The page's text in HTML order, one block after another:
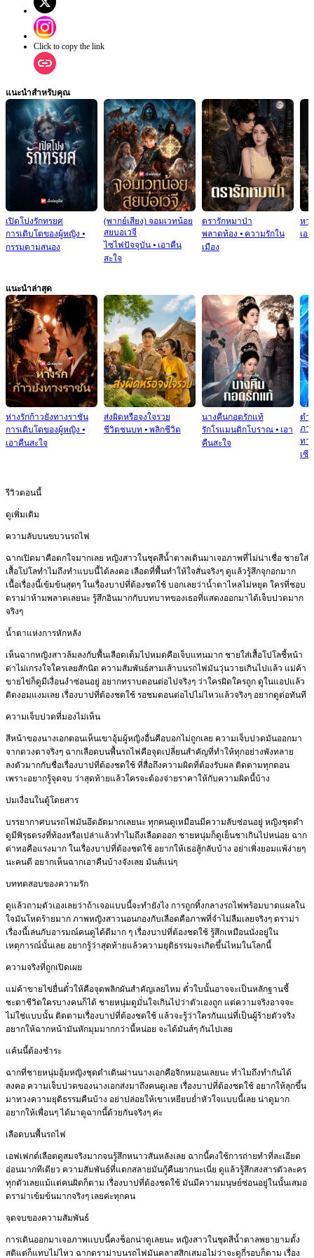
Click to copy the link
แนะนำสำหรับคุณ
เปิดโปงรักทรยศ
การเติบโตของผู้หญิง ⦁
กรรมตามสนอง
(พากย์เสียง) จอมเวทน้อย
สยบอเวจี
ไซไฟปัจจุบัน⦁ เอาคืน
สะใจ
ตรารักหมาป่า
พลาดท้อง ⦁ ความรักใน
เมือง
หว
เอ
แนะนำล่าสุด
ห่างรักก้าวยังทางราชัน
การเติบโตของผู้หญิง ⦁
เอาคืนสะใจ
ส่งผิดหรือจงใจรวย
ชีวิตชนบท⦁ พลิกชีวิต
นางคืนกอดรักแท้
รักโรแมนติกโบราณ⦁ เอา
คืนสะใจ
ตำ
ภา
ทา
เซี
รีวิวตอนนี้
ดูเพิ่มเติม
ความลับบนขบวนรถไฟ
ฉากเปิดมาคือตกใจมากเลย หญิงสาวในชุดสีน้ำตาลเดินมาเจอภาพที่ไม่น่าเชื่อ ชายใส่
เสื้อโปโลทำไมถึงทำแบบนี้ได้ลงคอ เลือดที่พื้นทำให้ใจสั่นจริงๆ ดูแล้วรู้สึกจุกอกมาก
เนื้อเรื่องนี้เข้มข้นสุดๆ ในเรื่องบาปที่ต้องชดใช้ บอกเลยว่าน้ำตาไหลไม่หยุด ใครที่ชอบ
ดราม่าห้ามพลาดเลยนะ รู้สึกอินมากกับบทบาทของเธอที่แสดงออกมาได้เจ็บปวดมาก
จริงๆ
น้ำตาแห่งการหักหลัง
เห็นฉากหญิงสาวล้มลงกับพื้นเลือดเต็มไปหมดคือเจ็บแทนมาก ชายใส่เสื้อโปโลชี้หน้า
ด่าไม่เกรงใจใครเลยสักนิด ความสัมพันธ์สามเส้าบนรถไฟมันวุ่นวายเกินไปแล้ว แม่ค้า
ขายไข่ก็ดูมีเงื่อนงำซ่อนอยู่ อยากทราบตอนต่อไปจริงๆ ว่าใครผิดใครถูก ดูในแอปแล้ว
ติดงอมแงมเลย เรื่องบาปที่ต้องชดใช้ รอชมตอนต่อไปไม่ไหวแล้วจริงๆ อยากดูต่อทันที
ความเจ็บปวดที่มองไม่เห็น
สีหน้าของนางเอกตอนเห็นเขาอุ้มผู้หญิงอื่นคือบอกไม่ถูกเลย ความเจ็บปวดมันออกมา
จากดวงตาจริงๆ ฉากเลือดบนพื้นรถไฟคือจุดเปลี่ยนสำคัญที่ทำให้ทุกอย่างพังทลาย
ลงตัวมากกับชื่อเรื่องบาปที่ต้องชดใช้ ที่สื่อถึงความผิดที่ต้องรับผล ติดตามทุกตอน
เพราะอยากรู้จุดจบ ว่าสุดท้ายแล้วใครจะต้องจ่ายราคาให้กับความผิดนี้บ้าง
ปมเงื่อนในตู้โดยสาร
บรรยากาศบนรถไฟมันอึดอัดมากเลยนะ ทุกคนดูเหมือนมีความลับซ่อนอยู่ หญิงชุดดำ
ดูมีพิรุธตรงที่ท้องหรือเปล่าแล้วทำไมถึงเลือดออก ชายหนุ่มก็ดูเย็นชาเกินไปหน่อย ฉาก
ด่าทอคือแรงมาก ในเรื่องบาปที่ต้องชดใช้ อยากให้เธอสู้กลับบ้าง อย่าเพิ่งยอมแพ้ง่ายๆ
นะคนดี อยากเห็นฉากเอาคืนบ้างจังเลย มันส์แน่ๆ
บททดสอบของความรัก
ดูแล้วถามตัวเองเลยว่าถ้าเจอแบบนี้จะทำยังไง การถูกทิ้งกลางรถไฟพร้อมบาดแผลใน
ใจมันโหดร้ายมาก ภาพหญิงสาวนอนกองกับเลือดคือภาพที่จำไม่ลืมเลยจริงๆ ดราม่า
เรื่องนี้เล่นกับอารมณ์คนดูได้ดีมาก ๆ เรื่องบาปที่ต้องชดใช้ รู้สึกเหมือนนั่งอยู่ใน
เหตุการณ์นั้นเลย อยากรู้ว่าสุดท้ายแล้วความยุติธรรมจะเกิดขึ้นไหมในโลกนี้
ความจริงที่ถูกเปิดเผย
แม่ค้าขายไข่ยื่นตั๋วให้คือจุดพลิกผันสำคัญเลยไหม ตั๋วใบนั้นอาจจะเป็นหลักฐานชี้
ชะตาชีวิตใครบางคนก็ได้ ชายหนุ่มดูมั่นใจเกินไปว่าตัวเองถูก แต่ความจริงอาจจะ
ไม่ใช่แบบนั้น ติดตามเรื่องบาปที่ต้องชดใช้ แล้วจะรู้ว่าใครกันแน่ที่เป็นผู้ร้ายตัวจริง
อยากให้ฉากหน้ามันหักมุมมากกว่านี้หน่อย จะได้มันส์ๆ กันไปเลย
แค้นนี้ต้องชำระ
ฉากที่ชายหนุ่มอุ้มหญิงชุดดำเดินผ่านนางเอกคือจิกหมอนเลยนะ ทำไมถึงทำกันได้
ลงคอ ความเจ็บปวดของนางเอกส่งมาถึงคนดูเลย เรื่องบาปที่ต้องชดใช้ อยากให้ลุกขึ้น
มาทวงความยุติธรรมคืนบ้าง อย่าปล่อยให้เขาเหยียบย่ำหัวใจแบบนี้เลย น่าดูมาก
อยากให้เพื่อนๆ ได้มาดูฉากนี้ด้วยกันจริงๆ ค่ะ
เลือดบนพื้นรถไฟ
เอฟเฟกต์เลือดดูสมจริงมากจนรู้สึกหนาวสันหลังเลย ฉากนี้คงใช้การถ่ายทำที่ละเอียด
อ่อนมากทีเดียว ความสัมพันธ์ที่แตกสลายมันกู้คืนยากนะเนี่ย ดูแล้วรู้สึกสงสารตัวละคร
ทุกตัวเลยแม้แต่คนผิดก็ตาม เรื่องบาปที่ต้องชดใช้ มันมีความมนุษย์ซ่อนอยู่ในนั้นเสมอ
ดราม่าเข้มข้นมากจริงๆ เลยค่ะทุกคน
จุดจบของความสัมพันธ์
การเดินออกมาเจอภาพแบบนี้คงช็อกน่าดูเลยนะ หญิงสาวในชุดสีน้ำตาลพยายามตั้ง
สติแต่ก็แทบไม่ไหว ฉากดราม่าบนรถไฟมันคลาสสิกเสมอไม่ว่าจะดูกี่รอบก็ตาม เรื่อง